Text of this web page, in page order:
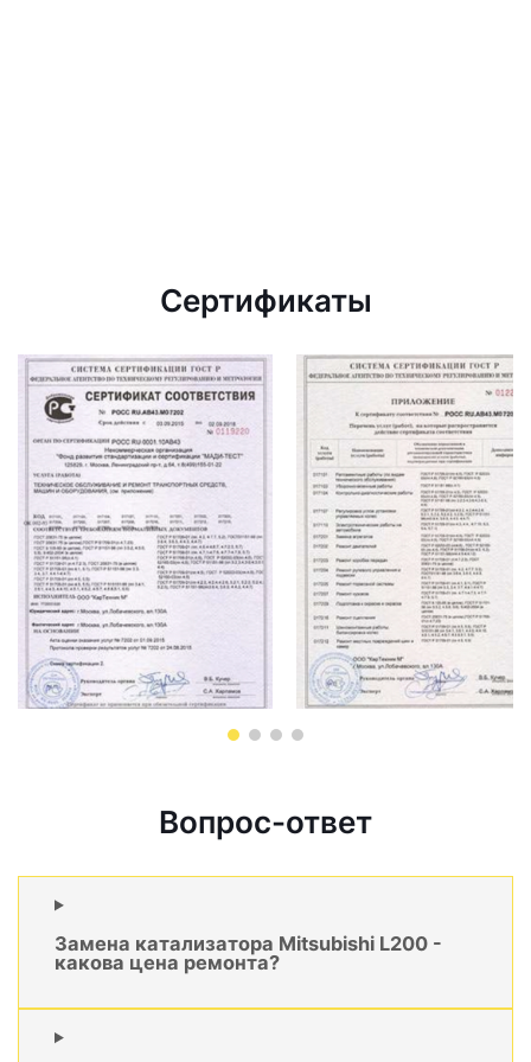
Сертификаты
Вопрос-ответ
Замена катализатора Mitsubishi L200 -
какова цена ремонта?